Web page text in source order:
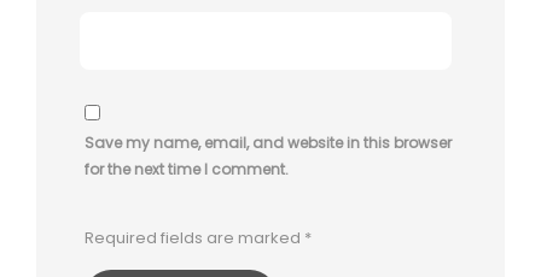
Save my name, email, and website in this browser
for the next time I comment.
Required fields are marked *